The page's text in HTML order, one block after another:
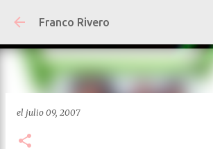
Ir al contenido principal
Franco Rivero
el julio 09, 2007